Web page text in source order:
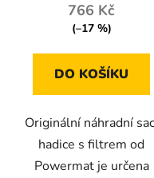
766 Kč
(–17 %)
DO KOŠÍKU
Originální náhradní
hadice s filtrem od
Powermat je určena